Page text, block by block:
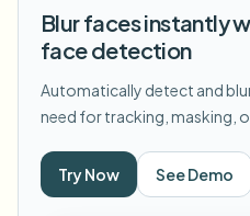
Voorbeelden
Blur faces instantly
face detection
Automatically detect and
need for tracking, masking,
Try Now See Demo